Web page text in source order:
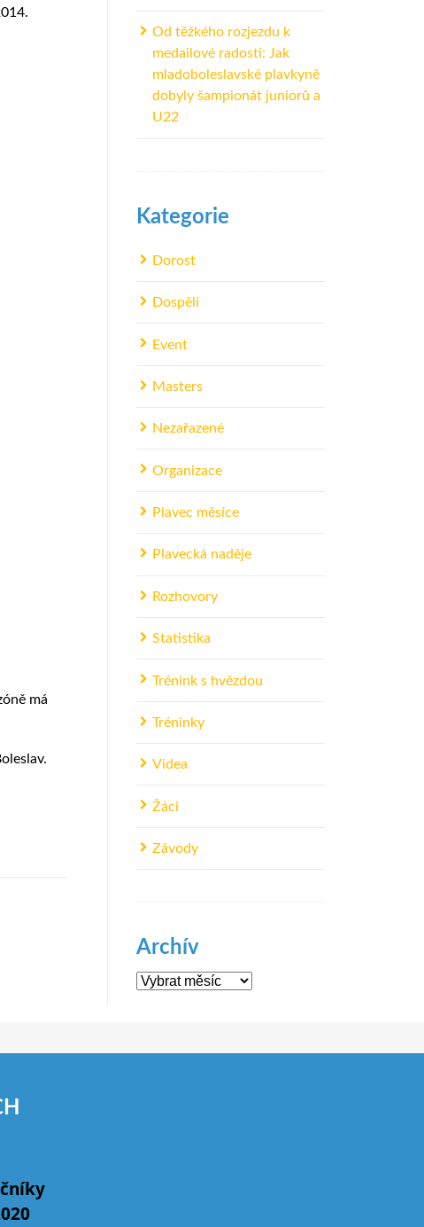
má
Od těžkého rozjezdu k
medailové radosti: Jak
mladoboleslavské plavkyně
dobyly šampionát juniorů a
U22
Kategorie
Dorost
Dospělí
Event
Masters
Nezařazené
Organizace
Plavec měsíce
Plavecká naděje
Rozhovory
Statistika
Trénink s hvězdou
Tréninky
Videa
Žáci
Závody
Archív
Archív